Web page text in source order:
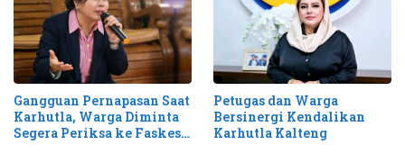
Gangguan Pernapasan Saat
Karhutla, Warga Diminta
Segera Periksa ke Faskes
Petugas dan Warga
Bersinergi Kendalikan
Karhutla Kalteng